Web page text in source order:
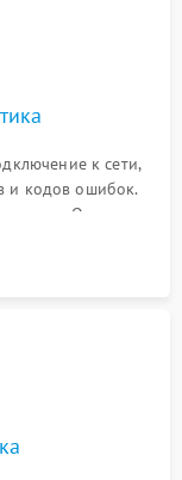
к сети,
и кодов ошибок.
Оценка
питания без